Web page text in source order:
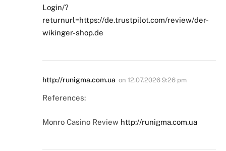
Login/?
returnurl=https://de.trustpilot.com/review/der-
wikinger-shop.de
http://runigma.com.ua on 12.07.2026 9:26 pm
References:
Monro Casino Review http://runigma.com.ua